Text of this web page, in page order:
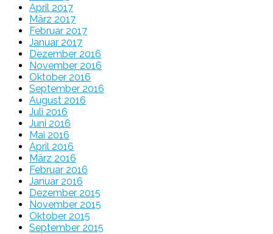
April 2017
März 2017
Februar 2017
Januar 2017
Dezember 2016
November 2016
Oktober 2016
September 2016
August 2016
Juli 2016
Juni 2016
Mai 2016
April 2016
März 2016
Februar 2016
Januar 2016
Dezember 2015
November 2015
Oktober 2015
September 2015